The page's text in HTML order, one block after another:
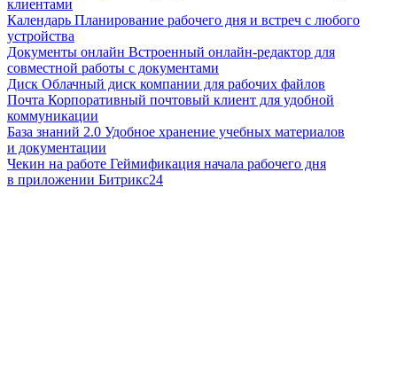
клиентами
Календарь Планирование рабочего дня и встреч с любого
устройства
Документы онлайн Встроенный онлайн-редактор для
совместной работы с документами
Диск Облачный диск компании для рабочих файлов
Почта Корпоративный почтовый клиент для удобной
коммуникации
База знаний 2.0 Удобное хранение учебных материалов
и документации
Чекин на работе Геймификация начала рабочего дня
в приложении Битрикс24